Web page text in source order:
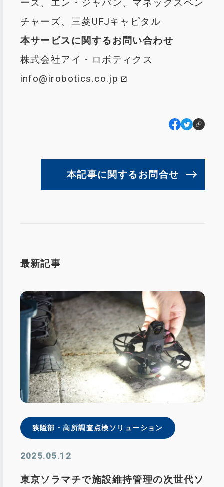
ーズ、エン・ジャパン、マネックスベン
チャーズ、三菱UFJキャピタル
本サービスに関するお問い合わせ
株式会社アイ・ロボティクス
info@irobotics.co.jp
本記事に関するお問合せ
最新記事
狭隘部・⾼所調査点検ソリューション
2025.05.12
東京ソラマチで施設維持管理の次世代ソ